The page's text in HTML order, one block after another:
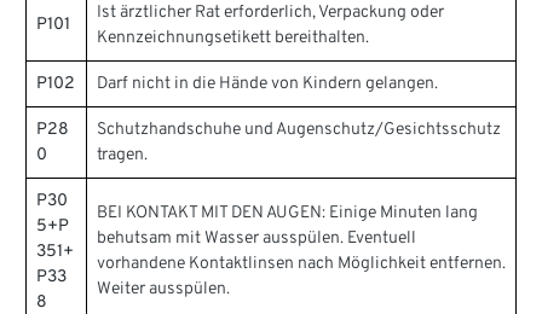
P101
Ist ärztlicher Rat erforderlich, Verpackung oder
Kennzeichnungsetikett bereithalten.
P102 Darf nicht in die Hände von Kindern gelangen.
P28
0
Schutzhandschuhe und Augenschutz/Gesichtsschutz
tragen.
P30
5+P
351+
P33
8
BEI KONTAKT MIT DEN AUGEN: Einige Minuten lang
behutsam mit Wasser ausspülen. Eventuell
vorhandene Kontaktlinsen nach Möglichkeit entfernen.
Weiter ausspülen.